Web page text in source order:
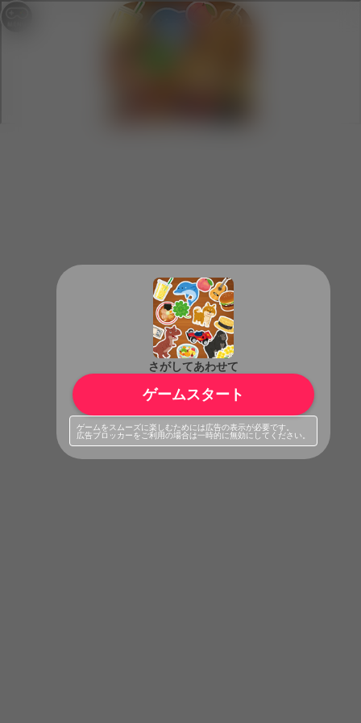
さがしてあわせて
ゲームスタート
ゲームをスムーズに楽しむためには広告の表示が必要です。
広告ブロッカーをご利用の場合は一時的に無効にしてください。